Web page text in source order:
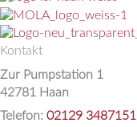
Kontakt
Zur Pumpstation 1
42781 Haan
Telefon: 02129 3487151